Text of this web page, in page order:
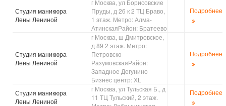
Студия маникюра
Лены Лениной
г Москва, ул Борисовские
Пруды, д 26 к 2 ТЦ Браво,
1 этаж. Метро: Алма-
АтинскаяРайон: Братеево
Подробнее
Студия маникюра
Лены Лениной
г Москва, ш Дмитровское,
д 89 2 этаж. Метро:
Петровско-
РазумовскаяРайон:
Западное Дегунино
Бизнес центр: ХL
Подробнее
Студия маникюра
Лены Лениной
г Москва, ул Тульская Б., д
11 ТЦ Тульский, 2 этаж.
Подробнее